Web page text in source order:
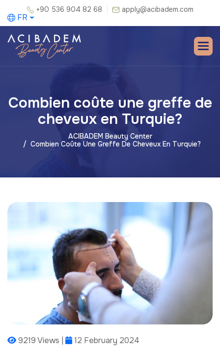
+90 536 904 82 68 apply@acibadem.com
FR
Combien coûte une greffe de
cheveux en Turquie?
ACIBADEM Beauty Center
Combien Coûte Une Greffe De Cheveux En Turquie?
9219 Views | 12 February 2024